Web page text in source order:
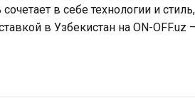
в себе технологии и
в ​​Узбекистан на ON-